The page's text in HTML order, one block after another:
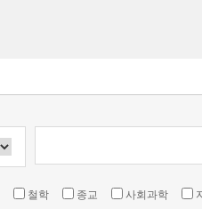
철학 종교 사회과학